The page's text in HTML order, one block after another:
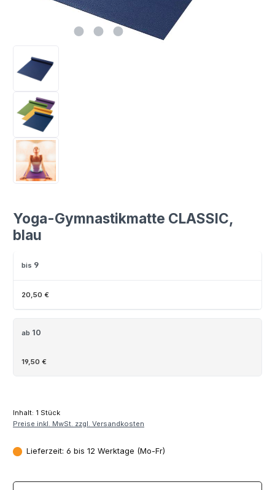
Yoga-Gymnastikmatte CLASSIC,
blau
bis 9
20,50 €
ab 10
19,50 €
Inhalt: 1 Stück
Preise inkl. MwSt. zzgl. Versandkosten
Lieferzeit: 6 bis 12 Werktage (Mo-Fr)